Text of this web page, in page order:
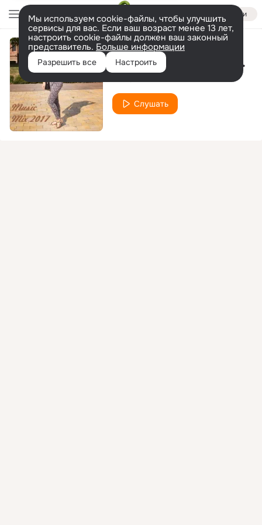
Войти
Мы используем cookie-файлы, чтобы улучшить
сервисы для вас. Если ваш возраст менее 13 лет,
настроить cookie-файлы должен ваш законный
представитель. Больше информации
Разрешить все Настроить The Best Of Vocal Deep House, Nu Disco, Chill Out Music Mix 2017 Track 13
Слушать